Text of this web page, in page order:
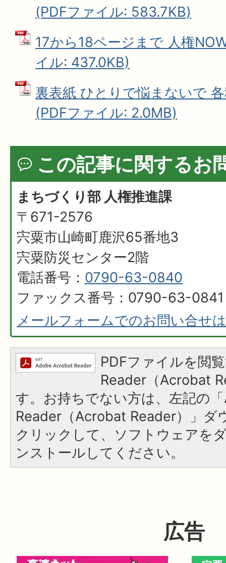
(PDFファイル: 583.7KB)
17から18ページまで 人権
イル: 437.0KB)
裏表紙 ひとりで悩まないで
(PDFファイル: 2.0MB)
この記事に関するお
まちづくり部 人権推進課
〒671-2576
宍粟市山崎町鹿沢65番地3
宍粟防災センター2階
電話番号： 0790-63-0840
ファックス番号：0790-63-0841
メールフォームでのお問い合せ
PDFファイルを閲
Reader（Acrobat
す。お持ちでない方は、左記の
Reader（Acrobat Reader）」ダ
クリックして、ソフトウェアを
ンストールしてください。
広告